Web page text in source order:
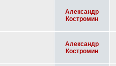
Александр
Костромин
Александр
Костромин